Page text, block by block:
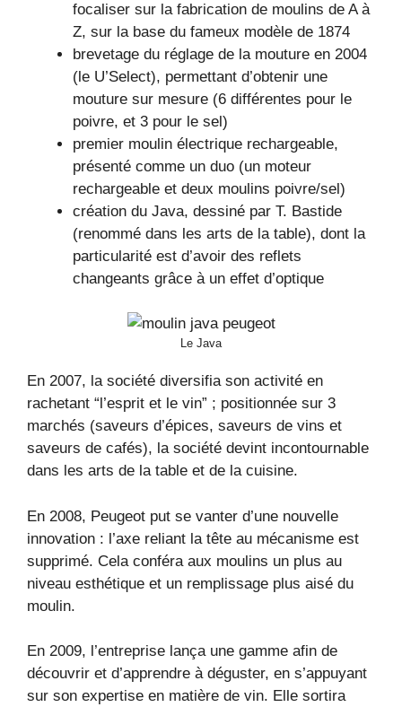
focaliser sur la fabrication de moulins de A à
Z, sur la base du fameux modèle de 1874
brevetage du réglage de la mouture en 2004
(le U’Select), permettant d’obtenir une
mouture sur mesure (6 différentes pour le
poivre, et 3 pour le sel)
premier moulin électrique rechargeable,
présenté comme un duo (un moteur
rechargeable et deux moulins poivre/sel)
création du Java, dessiné par T. Bastide
(renommé dans les arts de la table), dont la
particularité est d’avoir des reflets
changeants grâce à un effet d’optique
Le Java
En 2007, la société diversifia son activité en
rachetant “l’esprit et le vin” ; positionnée sur 3
marchés (saveurs d’épices, saveurs de vins et
saveurs de cafés), la société devint incontournable
dans les arts de la table et de la cuisine.
En 2008, Peugeot put se vanter d’une nouvelle
innovation : l’axe reliant la tête au mécanisme est
supprimé. Cela conféra aux moulins un plus au
niveau esthétique et un remplissage plus aisé du
moulin.
En 2009, l’entreprise lança une gamme afin de
découvrir et d’apprendre à déguster, en s’appuyant
sur son expertise en matière de vin. Elle sortira